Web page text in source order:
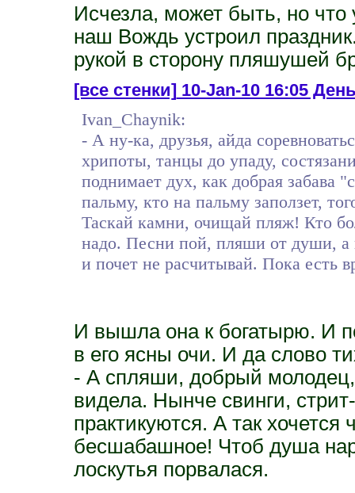
Исчезла, может быть, но что
наш Вождь устроил
рукой в сторону пляшушей
[все стенки]10-Jan-10 16:05
Ivan_Chaynik:
- А ну-ка, друзья, айда
хрипоты, танцы до упаду,
поднимает дух, как добрая забава
пальму, кто на пальму заползет,
Таскай камни, очищай пляж! Кто
надо. Песни пой, пляши от души, а
и почет не расчитывай. Пока есть
И вышла она к богатырю. И
в его ясны очи. И да слово
- А спляши, добрый
видела. Нынче свинги,
практикуются. А так хочется
бесшабашное! Чтоб душа
лоскутья порвалася.